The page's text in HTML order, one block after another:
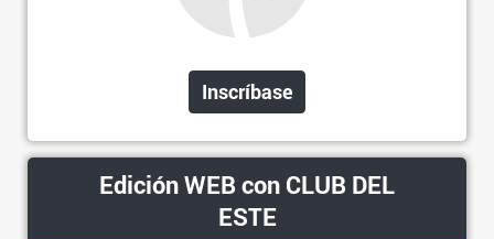
Inscríbase
Edición WEB con CLUB DEL
ESTE